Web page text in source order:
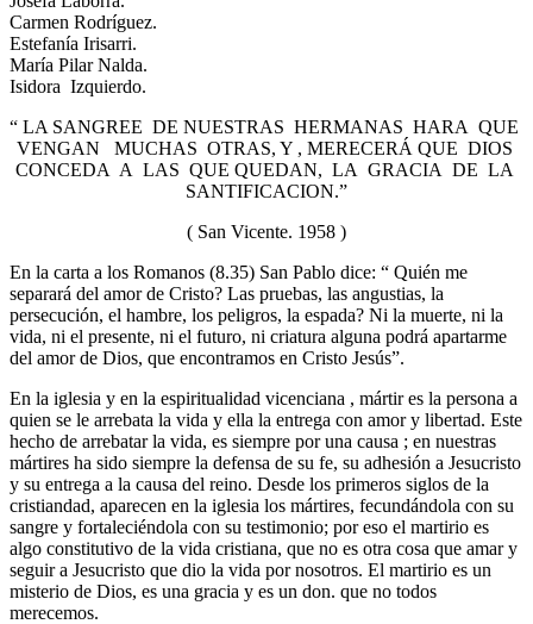
Carmen Rodríguez.
Estefanía Irisarri.
María Pilar Nalda.
Isidora Izquierdo.
“ LA SANGREE DE NUESTRAS HERMANAS HARA QUE
VENGAN MUCHAS OTRAS, Y , MERECERÁ QUE DIOS
CONCEDA A LAS QUE QUEDAN, LA GRACIA DE LA
SANTIFICACION.”
( San Vicente. 1958 )
En la carta a los Romanos (8.35) San Pablo dice: “ Quién me
separará del amor de Cristo? Las pruebas, las angustias, la
persecución, el hambre, los peligros, la espada? Ni la muerte, ni la
vida, ni el presente, ni el futuro, ni criatura alguna podrá apartarme
del amor de Dios, que encontramos en Cristo Jesús”.
En la iglesia y en la espiritualidad vicenciana , mártir es la persona a
quien se le arrebata la vida y ella la entrega con amor y libertad. Este
hecho de arrebatar la vida, es siempre por una causa ; en nuestras
mártires ha sido siempre la defensa de su fe, su adhesión a Jesucristo
y su entrega a la causa del reino. Desde los primeros siglos de la
cristiandad, aparecen en la iglesia los mártires, fecundándola con su
sangre y fortaleciéndola con su testimonio; por eso el martirio es
algo constitutivo de la vida cristiana, que no es otra cosa que amar y
seguir a Jesucristo que dio la vida por nosotros. El martirio es un
misterio de Dios, es una gracia y es un don. que no todos
merecemos.